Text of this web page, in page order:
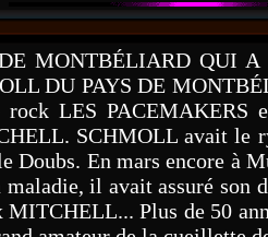
MONTBÉLIARD QUI
DU PAYS DE
LES
SCHMOLL avait le
En mars encore à
il avait assuré son
Plus de 50